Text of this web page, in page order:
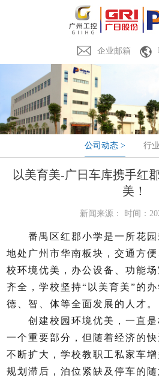
企业邮箱
公司动态 > 行
以美育美-广日车库携手红
美！
新闻来源： 时间：
番禺区红郡小学是一所花园
地处广州市华南板块，交通方
校环境优美，办公设备、功能
齐全，学校坚持“以美育美”的
德、智、体等全面发展的人才。
创建校园环境优美，一直
一个重要部分，但随着经济的
不断扩大，学校教职工私家车
规划滞后，泊位紧缺及停车的